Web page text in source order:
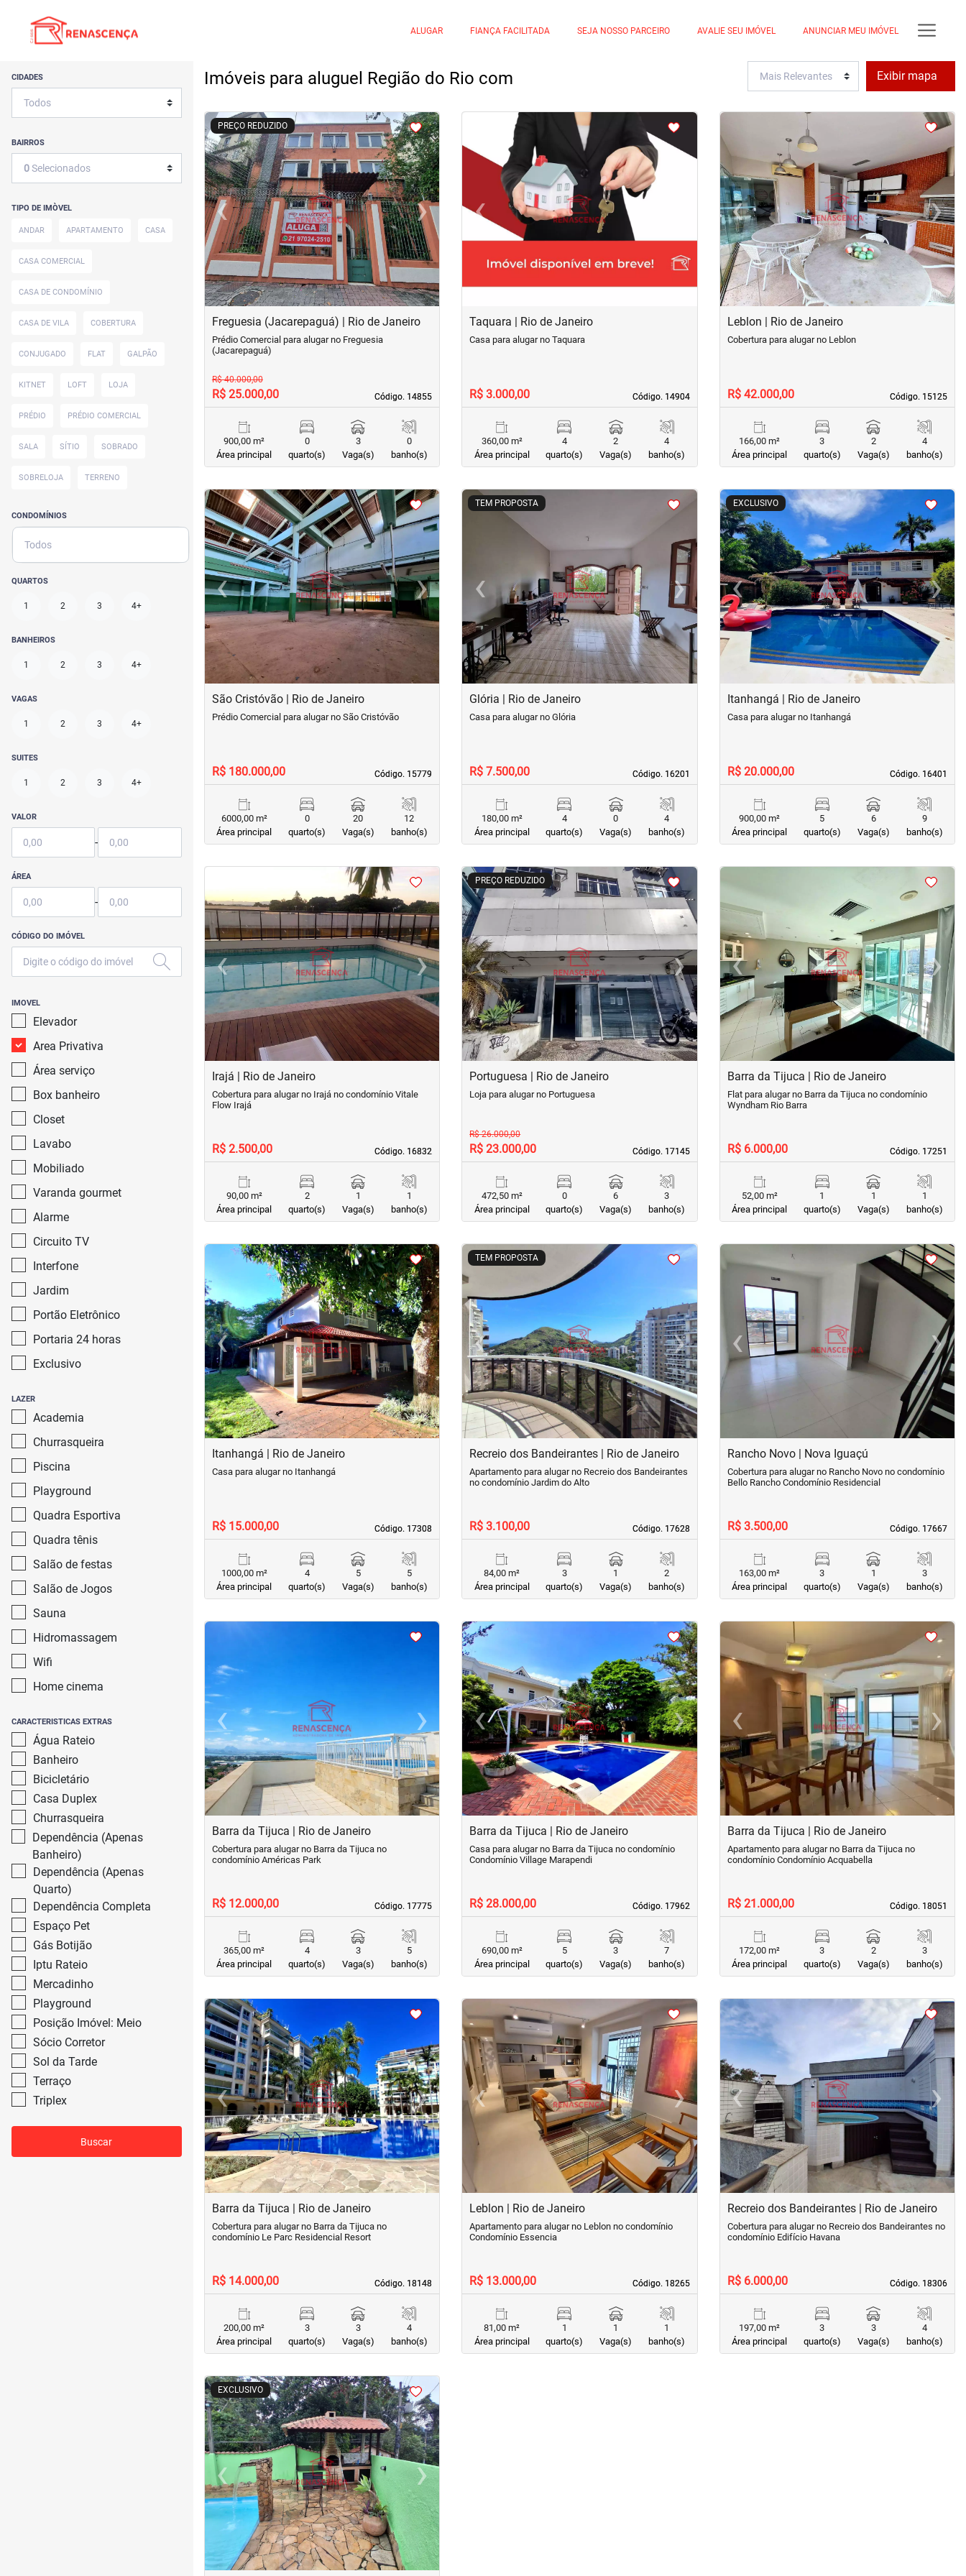
ALUGAR FIANÇA FACILITADA SEJA NOSSO PARCEIRO AVALIE SEU IMÓVEL ANUNCIAR MEU IMÓVEL
CIDADES
BAIRROS
0Selecionados
TIPO DE IMÒVEL
ANDAR APARTAMENTO CASA
CASA COMERCIAL
CASA DE CONDOMÍNIO
CASA DE VILA COBERTURA
CONJUGADO FLAT GALPÃO
KITNET LOFT LOJA
PRÉDIO PRÉDIO COMERCIAL
SALA SÍTIO SOBRADO
SOBRELOJA TERRENO
CONDOMÍNIOS
Todos
QUARTOS
1 2 3 4+
BANHEIROS
1 2 3 4+
VAGAS
1 2 3 4+
SUITES
1 2 3 4+
VALOR
-
ÁREA
-
CÓDIGO DO IMÓVEL
IMOVEL
Elevador
Area Privativa
Área serviço
Box banheiro
Closet
Lavabo
Mobiliado
Varanda gourmet
Alarme
Circuito TV
Interfone
Jardim
Portão Eletrônico
Portaria 24 horas
Exclusivo
LAZER
Academia
Churrasqueira
Piscina
Playground
Quadra Esportiva
Quadra tênis
Salão de festas
Salão de Jogos
Sauna
Hidromassagem
Wifi
Home cinema
CARACTERISTICAS EXTRAS
Água Rateio
Banheiro
Bicicletário
Casa Duplex
Churrasqueira
Dependência (Apenas
Banheiro)
Dependência (Apenas
Quarto)
Dependência Completa
Espaço Pet
Gás Botijão
Iptu Rateio
Mercadinho
Playground
Posição Imóvel: Meio
Sócio Corretor
Sol da Tarde
Terraço
Triplex
Buscar
Imóveis para aluguel Região do Rio com Exibir mapa
PREÇO REDUZIDO
< <<<
‹Previous ›Next
Freguesia (Jacarepaguá) | Rio de Janeiro
Código. 14855
Código. 14855
Prédio Comercial para alugar no Freguesia
(Jacarepaguá)
R$ 40.000,00
R$ 25.000,00
900,00 m²
Área principal
0
quarto(s)
3
Vaga(s)
0
banho(s)
‹Previous
Taquara | Rio de Janeiro
Código. 14904
Código. 14904
Casa para alugar no Taquara
R$ 3.000,00
360,00 m²
Área principal
4
quarto(s)
2
Vaga(s)
4
banho(s)
<
‹Previous ›Next
Leblon | Rio de Janeiro
Código. 15125
Código. 15125
Cobertura para alugar no Leblon
R$ 42.000,00
166,00 m²
Área principal
3
quarto(s)
2
Vaga(s)
4
banho(s)
<<<<
‹Previous ›Next
São Cristóvão | Rio de Janeiro
Código. 15779
Código. 15779
Prédio Comercial para alugar no São Cristóvão
R$ 180.000,00
6000,00 m²
Área principal
0
quarto(s)
20
Vaga(s)
12
banho(s)
TEM PROPOSTA
<<<<
‹Previous ›Next
Glória | Rio de Janeiro
Código. 16201
Código. 16201
Casa para alugar no Glória
R$ 7.500,00
180,00 m²
Área principal
4
quarto(s)
0
Vaga(s)
4
banho(s)
EXCLUSIVO
<<<<
‹Previous ›Next
Itanhangá | Rio de Janeiro
Código. 16401
Código. 16401
Casa para alugar no Itanhangá
R$ 20.000,00
900,00 m²
Área principal
5
quarto(s)
6
Vaga(s)
9
banho(s)
‹Previous ›Next
Irajá | Rio de Janeiro
Código. 16832
Código. 16832
Cobertura para alugar no Irajá no condomínio Vitale
Flow Irajá
R$ 2.500,00
90,00 m²
Área principal
2
quarto(s)
1
Vaga(s)
1
banho(s)
PREÇO REDUZIDO
<<<<
‹Previous ›Next
Portuguesa | Rio de Janeiro
Código. 17145
Código. 17145
Loja para alugar no Portuguesa
R$ 26.000,00
R$ 23.000,00
472,50 m²
Área principal
0
quarto(s)
6
Vaga(s)
3
banho(s)
<
‹Previous ›Next
Barra da Tijuca | Rio de Janeiro
Código. 17251
Código. 17251
Flat para alugar no Barra da Tijuca no condomínio
Wyndham Rio Barra
R$ 6.000,00
52,00 m²
Área principal
1
quarto(s)
1
Vaga(s)
1
banho(s)
< <
‹Previous ›Next
Itanhangá | Rio de Janeiro
Código. 17308
Código. 17308
Casa para alugar no Itanhangá
R$ 15.000,00
1000,00 m²
Área principal
4
quarto(s)
5
Vaga(s)
5
banho(s)
TEM PROPOSTA
<<<<
‹Previous ›Next
Recreio dos Bandeirantes | Rio de Janeiro
Código. 17628
Código. 17628
Apartamento para alugar no Recreio dos Bandeirantes
no condomínio Jardim do Alto
R$ 3.100,00
84,00 m²
Área principal
3
quarto(s)
1
Vaga(s)
2
banho(s)
<
‹Previous ›Next
Rancho Novo | Nova Iguaçú
Código. 17667
Código. 17667
Cobertura para alugar no Rancho Novo no condomínio
Bello Rancho Condomínio Residencial
R$ 3.500,00
163,00 m²
Área principal
3
quarto(s)
1
Vaga(s)
3
banho(s)
< <
‹Previous ›Next
Barra da Tijuca | Rio de Janeiro
Código. 17775
Código. 17775
Cobertura para alugar no Barra da Tijuca no
condomínio Américas Park
R$ 12.000,00
365,00 m²
Área principal
4
quarto(s)
3
Vaga(s)
5
banho(s)
<<<<
‹Previous ›Next
Barra da Tijuca | Rio de Janeiro
Código. 17962
Código. 17962
Casa para alugar no Barra da Tijuca no condomínio
Condomínio Village Marapendi
R$ 28.000,00
690,00 m²
Área principal
5
quarto(s)
3
Vaga(s)
7
banho(s)
<
‹Previous ›Next
Barra da Tijuca | Rio de Janeiro
Código. 18051
Código. 18051
Apartamento para alugar no Barra da Tijuca no
condomínio Condomínio Acquabella
R$ 21.000,00
172,00 m²
Área principal
3
quarto(s)
2
Vaga(s)
3
banho(s)
<<<<
‹Previous ›Next
Barra da Tijuca | Rio de Janeiro
Código. 18148
Código. 18148
Cobertura para alugar no Barra da Tijuca no
condomínio Le Parc Residencial Resort
R$ 14.000,00
200,00 m²
Área principal
3
quarto(s)
3
Vaga(s)
4
banho(s)
<
‹Previous ›Next
Leblon | Rio de Janeiro
Código. 18265
Código. 18265
Apartamento para alugar no Leblon no condomínio
Condomínio Essencia
R$ 13.000,00
81,00 m²
Área principal
1
quarto(s)
1
Vaga(s)
1
banho(s)
<<<<
‹Previous ›Next
Recreio dos Bandeirantes | Rio de Janeiro
Código. 18306
Código. 18306
Cobertura para alugar no Recreio dos Bandeirantes no
condomínio Edifício Havana
R$ 6.000,00
197,00 m²
Área principal
3
quarto(s)
3
Vaga(s)
4
banho(s)
EXCLUSIVO
<<<<
‹Previous ›Next